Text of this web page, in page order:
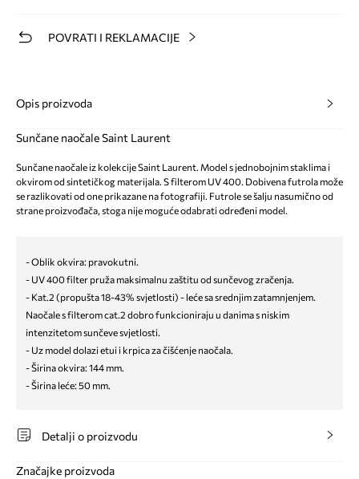
POVRATI I REKLAMACIJE
Opis proizvoda
Sunčane naočale Saint Laurent
Sunčane naočale iz kolekcije Saint Laurent. Model s jednobojnim staklima i
okvirom od sintetičkog materijala. S filterom UV 400. Dobivena futrola može
se razlikovati od one prikazane na fotografiji. Futrole se šalju nasumično od
strane proizvođača, stoga nije moguće odabrati određeni model.
- Oblik okvira: pravokutni.
- UV 400 filter pruža maksimalnu zaštitu od sunčevog zračenja.
- Kat.2 (propušta 18-43% svjetlosti) - leće sa srednjim zatamnjenjem.
Naočale s filterom cat.2 dobro funkcioniraju u danima s niskim
intenzitetom sunčeve svjetlosti.
- Uz model dolazi etui i krpica za čišćenje naočala.
- Širina okvira: 144 mm.
- Širina leće: 50 mm.
Detalji o proizvodu
Značajke proizvoda